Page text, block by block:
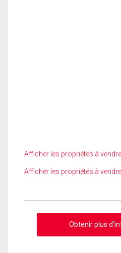
Afficher les propriétés à
Afficher les propriétés à
Obtenir plus